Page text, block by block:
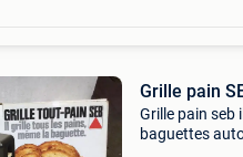
Grille pain seb
baguettes